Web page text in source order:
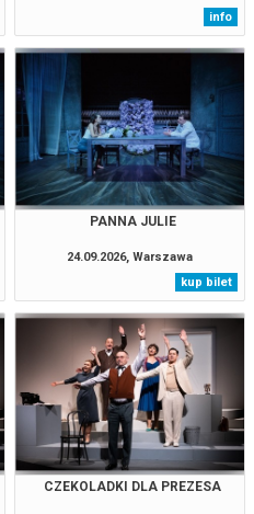
info
PANNA JULIE
24.09.2026, Warszawa
kup bilet
CZEKOLADKI DLA PREZESA